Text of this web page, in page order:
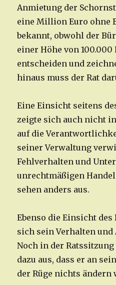
Anmietung der
eine Million Euro ohne
bekannt, obwohl der
einer Höhe von 100.000
entscheiden und
hinaus muss der Rat
Eine Einsicht seitens
zeigte sich auch nicht
auf die
seiner Verwaltung
Fehlverhalten und
unrechtmäßigen
sehen anders aus.
Ebenso die Einsicht
sich sein Verhalten und
Noch in der
dazu aus, dass er an
der Rüge nichts ändern